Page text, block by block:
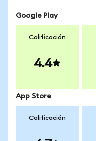
Google Play
Calificación
4.4
App Store
Calificación